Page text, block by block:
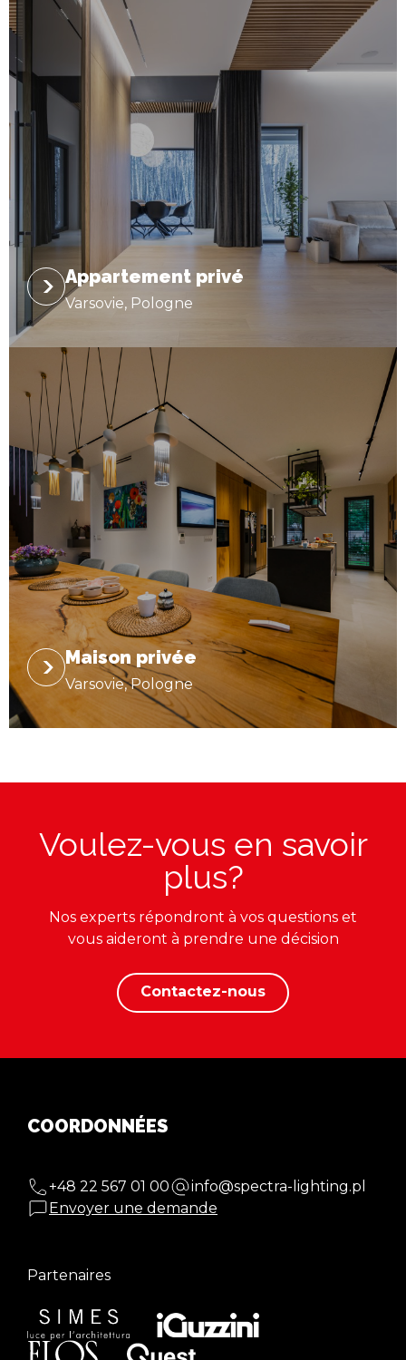
Appartement privé
Varsovie, Pologne
Maison privée
Varsovie, Pologne
Voulez-vous en savoir
plus?
Nos experts répondront à vos questions et
vous aideront à prendre une décision
Contactez-nous
COORDONNÉES
+48 22 567 01 00
info@spectra-lighting.pl
Envoyer une demande
Partenaires